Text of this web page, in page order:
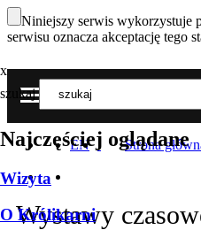
Niniejszy serwis wykorzystuje
serwisu oznacza akceptację tego
MENU
x
szukaj
Najczęściej oglądane
Wizyta
O Królikarni
EN Strona
Wystawy